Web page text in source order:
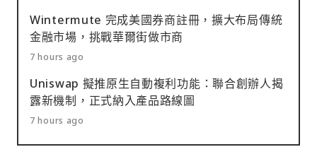
Wintermute 完成美國券商註冊，擴大布局傳統
金融市場，挑戰華爾街做市商
7 hours ago
Uniswap 擬推原生自動複利功能：聯合創辦人揭
露新機制，正式納入產品路線圖
7 hours ago